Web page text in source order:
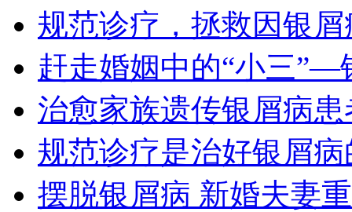
规范诊疗，拯救因银
赶走婚姻中的“小三”—
治愈家族遗传银屑病
规范诊疗是治好银屑
摆脱银屑病 新婚夫妻